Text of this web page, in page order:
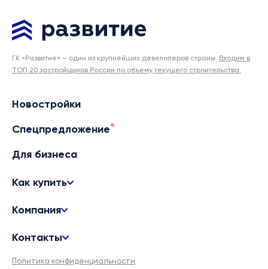
ГК «Развитие» – один из крупнейших девелоперов страны. Входим в
ТОП 20 застройщиков России по объему текущего строительства.
Новостройки
Спецпредложение
Для бизнеса
Как купить
Компания
Контакты
Политика конфиденциальности